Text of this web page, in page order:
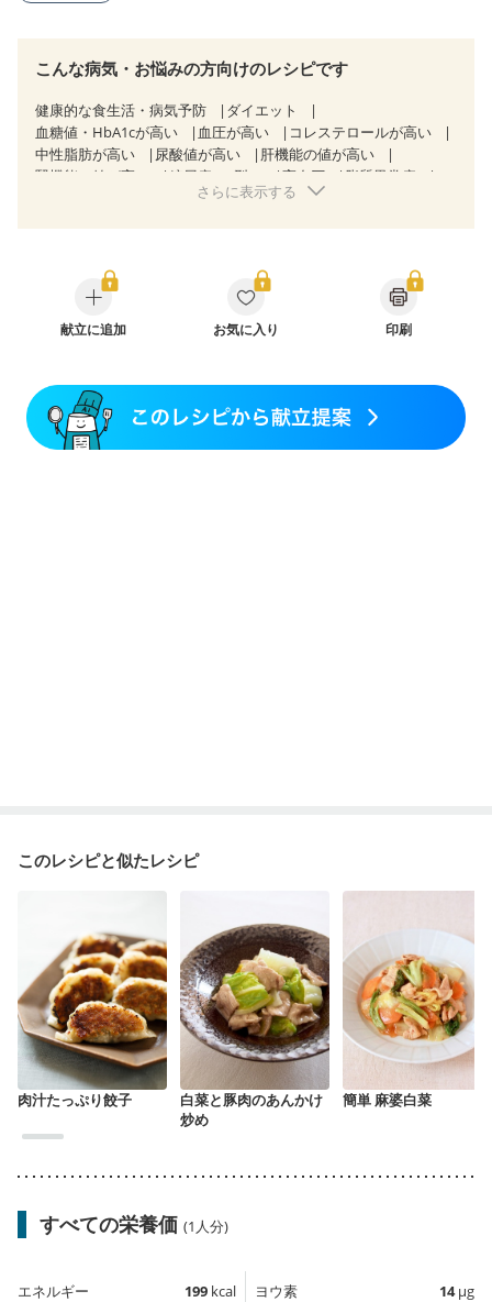
こんな病気・お悩みの方向けのレシピです
健康的な食生活・病気予防
ダイエット
血糖値・HbA1cが高い
血圧が高い
コレステロールが高い
中性脂肪が高い
尿酸値が高い
肝機能の値が高い
腎機能の値が高い
糖尿病（2型） 高血圧
脂質異常症
胆石症
慢性膵炎（移行期・寛解期）
糖尿病性腎症（第３期）
CKD（ステージ１）
CKD（ステージ２）
CKD（ステージ３a）
乳がん（抗がん剤治療中）
乳がん（ホルモン療法中）
飲み込みにくい
妊婦健診・体重増加が気になる（初期）
妊婦健診・血圧が気になる（初期）
さらに表示する
献立に追加 お気に入り 印刷
このレシピと似たレシピ
肉汁たっぷり餃子
白菜と豚肉のあんかけ
炒め
簡単 麻婆白菜
すべての栄養価 (1人分)
エネルギー 199 kcal
ヨウ素 14µg